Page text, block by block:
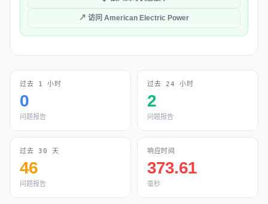
↗ 访问 American Electric Power
过去 1 小时
0
问题报告
过去 24 小时
2
问题报告
过去 30 天
46
问题报告
响应时间
373.61
毫秒